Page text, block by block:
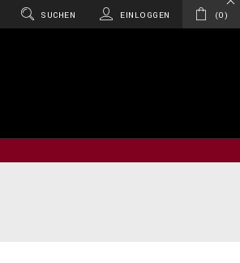
SUCHEN EINLOGGEN 0